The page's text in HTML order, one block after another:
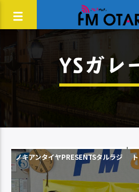
YSガレ
ノキアンタイヤPRESENTSタルラジ